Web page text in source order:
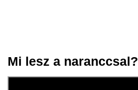
Mi lesz a naranccsal?